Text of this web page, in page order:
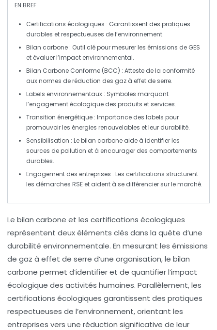
EN BREF
Certifications écologiques : Garantissent des pratiques
durables et respectueuses de l’environnement.
Bilan carbone : Outil clé pour mesurer les émissions de GES
et évaluer l’impact environnemental.
Bilan Carbone Conforme (BCC) : Atteste de la conformité
aux normes de réduction des gaz à effet de serre.
Labels environnementaux : Symboles marquant
l’engagement écologique des produits et services.
Transition énergétique : Importance des labels pour
promouvoir les énergies renouvelables et leur durabilité.
Sensibilisation : Le bilan carbone aide à identifier les
sources de pollution et à encourager des comportements
durables.
Engagement des entreprises : Les certifications structurent
les démarches RSE et aident à se différencier sur le marché.
Le bilan carbone et les certifications écologiques
représentent deux éléments clés dans la quête d’une
durabilité environnementale. En mesurant les émissions
de gaz à effet de serre d’une organisation, le bilan
carbone permet d’identifier et de quantifier l’impact
écologique des activités humaines. Parallèlement, les
certifications écologiques garantissent des pratiques
respectueuses de l’environnement, orientant les
entreprises vers une réduction significative de leur